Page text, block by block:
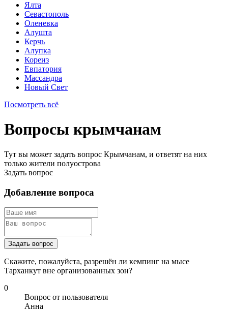
Ялта
Севастополь
Оленевка
Алушта
Керчь
Алупка
Кореиз
Евпатория
Массандра
Новый Свет
Посмотреть всё
Вопросы крымчанам
Тут вы может задать вопрос Крымчанам, и ответят на них
только жители полуострова
Задать вопрос
Добавление вопроса
Задать вопрос
Скажите, пожалуйста, разрешён ли кемпинг на мысе
Тарханкут вне организованных зон?
0
Вопрос от пользователя
Анна